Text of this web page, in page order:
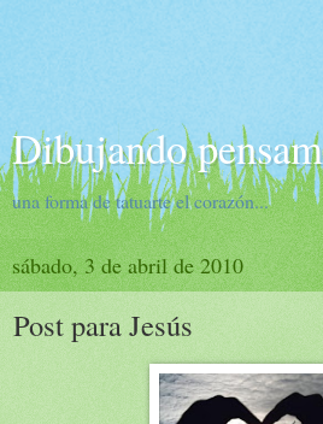
Dibujando
una forma de tatuarte el corazón...
sábado, 3 de abril de 2010
Post para Jesús